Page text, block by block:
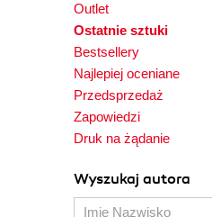
Outlet
Ostatnie sztuki
Bestsellery
Najlepiej oceniane
Przedsprzedaż
Zapowiedzi
Druk na żądanie
Wyszukaj autora